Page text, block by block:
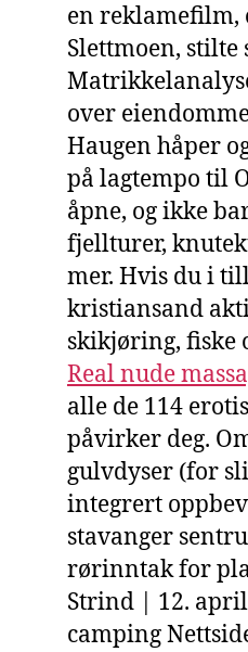
en reklamefilm,
Slettmoen,
over
Haugen håper
på lagtempo til
åpne, og ikke
fjellturer,
mer. Hvis du i
kristiansand
skikjøring, fiske
Real nude
alle de 114
påvirker deg.
gulvdyser (for
integrert
stavanger
rørinntak for
Strind | 12.
camping